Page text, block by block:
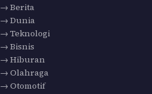
→ Berita
→ Dunia
→ Teknologi
→ Bisnis
→ Hiburan
→ Olahraga
→ Otomotif